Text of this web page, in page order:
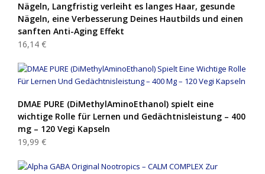
Nägeln, Langfristig verleiht es langes Haar, gesunde
Nägeln, eine Verbesserung Deines Hautbilds und einen
sanften Anti-Aging Effekt
16,14 €
DMAE PURE (DiMethylAminoEthanol) spielt eine
wichtige Rolle für Lernen und Gedächtnisleistung – 400
mg – 120 Vegi Kapseln
19,99 €